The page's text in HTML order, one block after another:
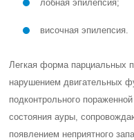
лобная эпилепсия;
височная эпилепсия.
Легкая форма парциальных
нарушением двигательных
подконтрольного
состояния ауры,
появлением неприятного